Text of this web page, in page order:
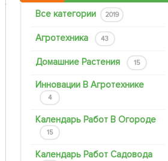
Все категории 2019
Агротехника 43
Домашние Растения 15
Инновации В Агротехнике
4
Календарь Работ В Огороде
15
Календарь Работ Садовода